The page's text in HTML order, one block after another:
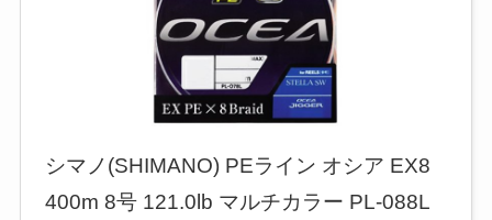
シマノ(SHIMANO) PEライン オシア EX8
400m 8号 121.0lb マルチカラー PL-088L